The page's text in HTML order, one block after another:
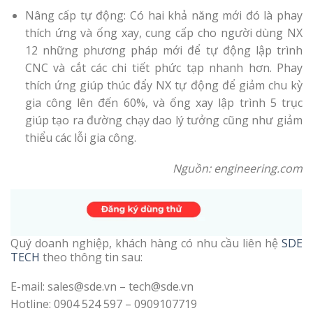
Nâng cấp tự động: Có hai khả năng mới đó là phay
thích ứng và ống xay, cung cấp cho người dùng NX
12 những phương pháp mới để tự động lập trình
CNC và cắt các chi tiết phức tạp nhanh hơn. Phay
thích ứng giúp thúc đẩy NX tự động để giảm chu kỳ
gia công lên đến 60%, và ống xay lập trình 5 trục
giúp tạo ra đường chạy dao lý tưởng cũng như giảm
thiểu các lỗi gia công.
Nguồn: engineering.com
Quý doanh nghiệp, khách hàng có nhu cầu liên hệ SDE
TECH theo thông tin sau:
E-mail: sales@sde.vn – tech@sde.vn
Hotline: 0904 524 597 – 0909107719